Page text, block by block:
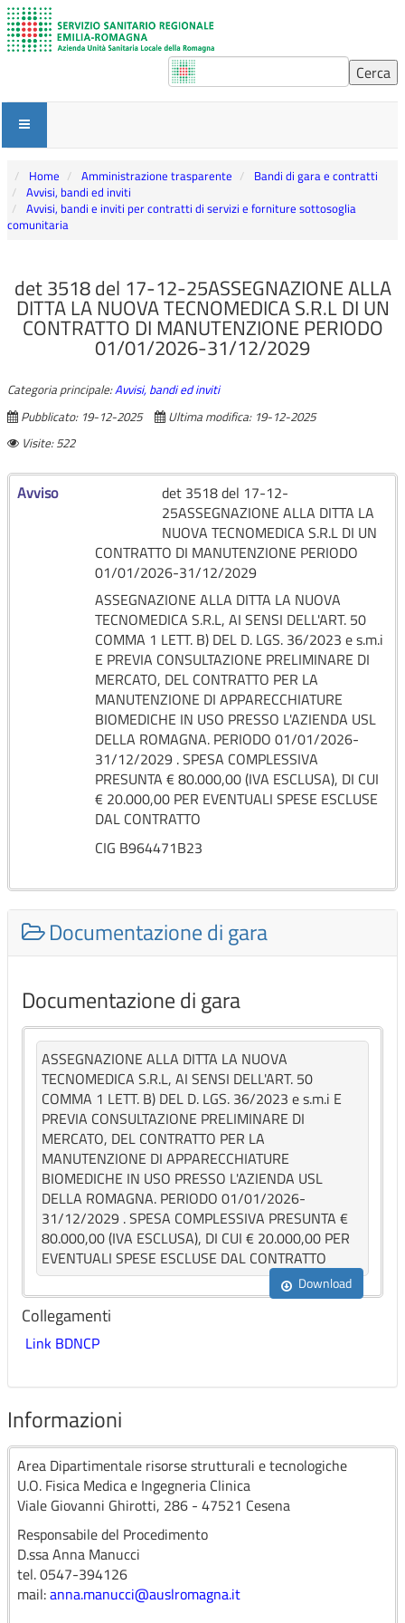
Home Amministrazione trasparente
Bandi di gara e contratti
Avvisi, bandi ed inviti
Avvisi, bandi e inviti per contratti di servizi e forniture sottosoglia
comunitaria
det 3518 del 17-12-25ASSEGNAZIONE ALLA
DITTA LA NUOVA TECNOMEDICA S.R.L DI UN
CONTRATTO DI MANUTENZIONE PERIODO
01/01/2026-31/12/2029
Categoria principale:Avvisi, bandi ed inviti
Pubblicato: 19-12-2025
Ultima modifica: 19-12-2025
Visite: 522
Avviso
det 3518 del 17-12-
25ASSEGNAZIONE ALLA DITTA LA
NUOVA TECNOMEDICA S.R.L DI UN
CONTRATTO DI MANUTENZIONE PERIODO
01/01/2026-31/12/2029
ASSEGNAZIONE ALLA DITTA LA NUOVA
TECNOMEDICA S.R.L, AI SENSI DELL'ART. 50
COMMA 1 LETT. B) DEL D. LGS. 36/2023 e s.m.i
E PREVIA CONSULTAZIONE PRELIMINARE DI
MERCATO, DEL CONTRATTO PER LA
MANUTENZIONE DI APPARECCHIATURE
BIOMEDICHE IN USO PRESSO L'AZIENDA USL
DELLA ROMAGNA. PERIODO 01/01/2026-
31/12/2029 . SPESA COMPLESSIVA
PRESUNTA € 80.000,00 (IVA ESCLUSA), DI CUI
€ 20.000,00 PER EVENTUALI SPESE ESCLUSE
DAL CONTRATTO
CIG B964471B23
Documentazione di gara
Documentazione di gara
ASSEGNAZIONE ALLA DITTA LA NUOVA
TECNOMEDICA S.R.L, AI SENSI DELL'ART. 50
COMMA 1 LETT. B) DEL D. LGS. 36/2023 e s.m.i E
PREVIA CONSULTAZIONE PRELIMINARE DI
MERCATO, DEL CONTRATTO PER LA
MANUTENZIONE DI APPARECCHIATURE
BIOMEDICHE IN USO PRESSO L'AZIENDA USL
DELLA ROMAGNA. PERIODO 01/01/2026-
31/12/2029 . SPESA COMPLESSIVA PRESUNTA €
80.000,00 (IVA ESCLUSA), DI CUI € 20.000,00 PER
EVENTUALI SPESE ESCLUSE DAL CONTRATTO
Download
Collegamenti
Link BDNCP
Informazioni
Area Dipartimentale risorse strutturali e tecnologiche
U.O. Fisica Medica e Ingegneria Clinica
Viale Giovanni Ghirotti, 286 - 47521 Cesena
Responsabile del Procedimento
D.ssa Anna Manucci
tel. 0547-394126
mail:anna.manucci@auslromagna.it